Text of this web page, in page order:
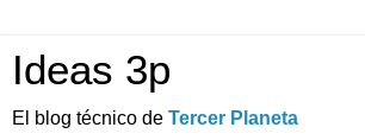
Ideas 3p
El blog técnico de Tercer Planeta